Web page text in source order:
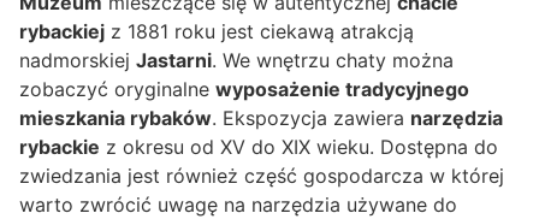
rybackiej z 1881 roku jest ciekawą atrakcją
nadmorskiej Jastarni. We wnętrzu chaty można
zobaczyć oryginalne wyposażenie tradycyjnego
mieszkania rybaków. Ekspozycja zawiera narzędzia
rybackie z okresu od XV do XIX wieku. Dostępna do
zwiedzania jest również część gospodarcza w której
warto zwrócić uwagę na narzędzia używane do